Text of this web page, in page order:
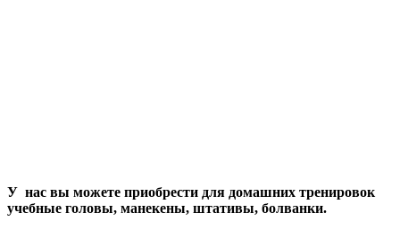
У нас вы можете приобрести для домашних тренировок
учебные головы, манекены, штативы, болванки.